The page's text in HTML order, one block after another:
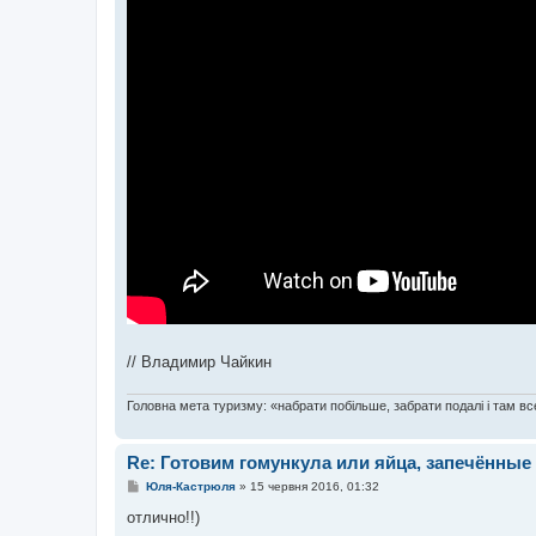
// Владимир Чайкин
Головна мета туризму: «набрати побільше, забрати подалі і там
Re: Готовим гомункула или яйца, запечённые
П
в
Юля-Кастрюля» 15 червня 2016, 01:32
отлично!!)